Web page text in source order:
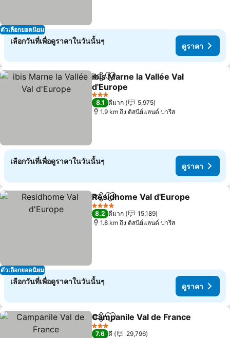
ตัวเลือกยอดนิยม
เลือกวันที่เพื่อดูราคาในวันนั้นๆ
ดูราคา
แชร์ เพิ่มในรายการโปรด
ibis Marne la Vallée Val
d'Europe
ดูราคา
3 ดาว
8.1 ดีมาก
5,975
1.9 km ถึง ดิสนีย์แลนด์ ปารีส
เลือกวันที่เพื่อดูราคาในวันนั้นๆ
ดูราคา
ตัวเลือกยอดนิยม
แชร์ เพิ่มในรายการโปรด
Residhome Val d'Europe
4 ดาว
8.2 ดีมาก
15,189
1.8 km ถึง ดิสนีย์แลนด์ ปารีส
เลือกวันที่เพื่อดูราคาในวันนั้นๆ
ดูราคา
แชร์ เพิ่มในรายการโปรด
Campanile Val de France
3 ดาว
7.6 ดี
29,796